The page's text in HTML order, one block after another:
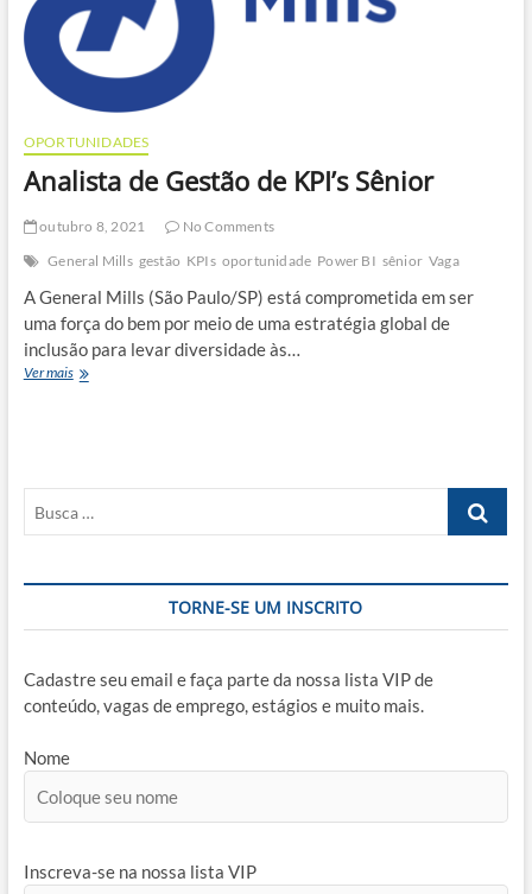
OPORTUNIDADES
Analista de Gestão de KPI’s Sênior
outubro 8, 2021
No Comments
General Mills gestão KPIs oportunidade Power BI sênior Vaga
A General Mills (São Paulo/SP) está comprometida em ser
uma força do bem por meio de uma estratégia global de
inclusão para levar diversidade às…
Ver maisAnalista
Busca
TORNE-SE UM INSCRITO
Cadastre seu email e faça parte da nossa lista VIP de
conteúdo, vagas de emprego, estágios e muito mais.
Nome
Inscreva-se na nossa lista VIP